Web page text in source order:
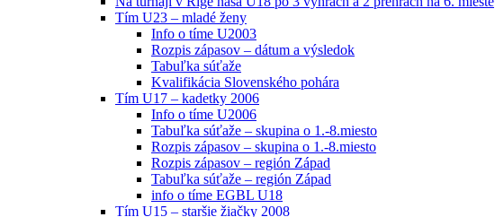
Tím U23 – mladé ženy
Info o tíme U2003
Rozpis zápasov – dátum a výsledok
Tabuľka súťaže
Kvalifikácia Slovenského pohára
Tím U17 – kadetky 2006
Info o tíme U2006
Tabuľka súťaže – skupina o 1.-8.miesto
Rozpis zápasov – skupina o 1.-8.miesto
Rozpis zápasov – región Západ
Tabuľka súťaže – región Západ
info o tíme EGBL U18
Tím U15 – staršie žiačky 2008